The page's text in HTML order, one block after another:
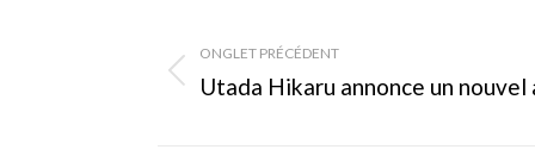
deONGLET PRÉCÉDENT
Onglet
Utada Hikaru annonce un nouvel